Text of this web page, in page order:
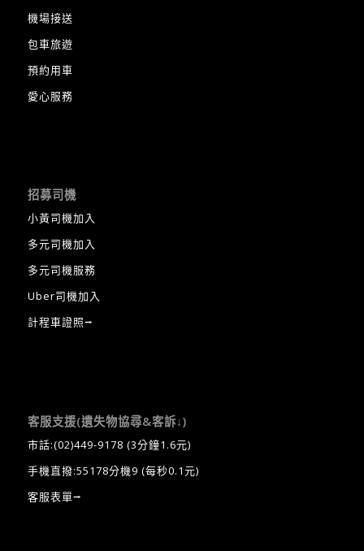
機場接送
包車旅遊
預約用車
愛心服務
招募司機
小黃司機加入
多元司機加入
多元司機服務
Uber司機加入
計程車證照⭢
客服支援(遺失物協尋&客訴↓)
市話:(02)449-9178 (3分鐘1.6元)
手機直撥:55178分機9 (每秒0.1元)
客服表單⭢